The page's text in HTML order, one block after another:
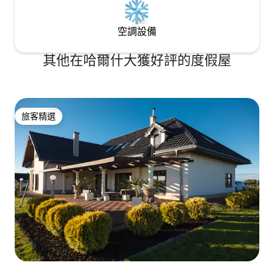
空調設備
其他在哈爾什大獲好評的度假屋
旅客精選
旅客精選